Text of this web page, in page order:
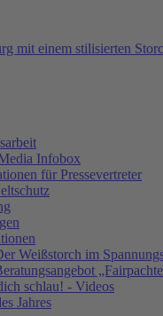
Infobox
für Pressevertreter
Weißstorch im
schlau! - Videos
Jahres